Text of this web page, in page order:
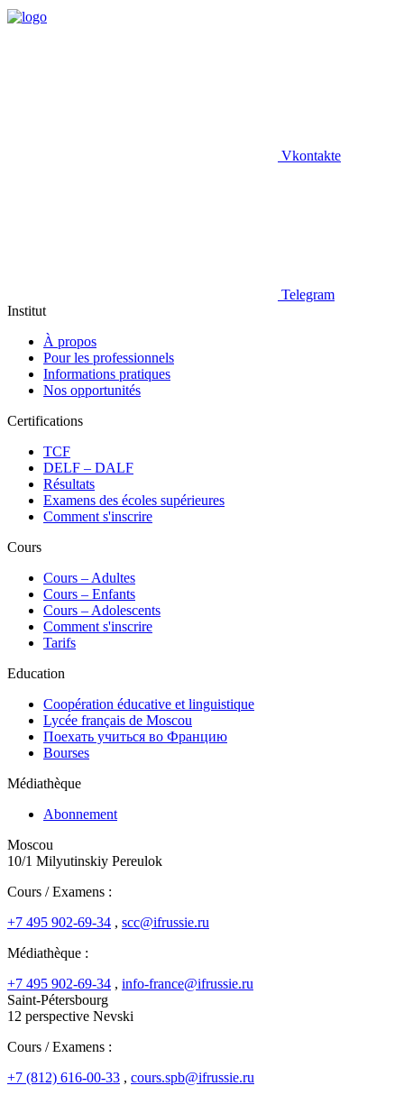
Vkontakte
Telegram
Institut
À propos
Pour les professionnels
Informations pratiques
Nos opportunités
Certifications
TCF
DELF – DALF
Résultats
Examens des écoles supérieures
Comment s'inscrire
Cours
Сours – Adultes
Cours – Enfants
Cours – Adolescents
Comment s'inscrire
Tarifs
Education
Coopération éducative et linguistique
Lycée français de Moscou
Поехать учиться во Францию
Bourses
Médiathèque
Abonnement
Moscou
10/1 Milyutinskiy Pereulok
Cours / Examens :
+7 495 902-69-34 , scc@ifrussie.ru
Médiathèque :
+7 495 902-69-34 , info-france@ifrussie.ru
Saint-Pétersbourg
12 perspective Nevski
Cours / Examens :
+7 (812) 616-00-33 , cours.spb@ifrussie.ru